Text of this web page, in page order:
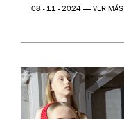
08 - 11 - 2024 — VER MÁS